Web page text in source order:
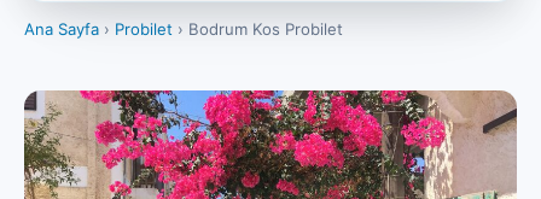
Ana Sayfa › Probilet › Bodrum Kos Probilet